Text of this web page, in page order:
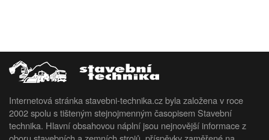
Internetová stránka stavebni-technika.cz byla založena v roce
2002 spolu s tišteným stejnojmenným časopisem Stavební
technika. Hlavní obsahovou náplní jsou nejnovější informace z